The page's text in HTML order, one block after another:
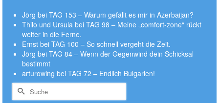
Jörg bei TAG 153 – Warum gefällt es mir in Azerbaijan?
Thilo und Ursula bei TAG 98 – Meine „comfort-zone“ rückt
weiter in die Ferne.
Ernst bei TAG 100 – So schnell vergeht die Zeit.
Jörg bei TAG 84 – Wenn der Gegenwind dein Schicksal
bestimmt
arturowing bei TAG 72 – Endlich Bulgarien!
Suche
nach: